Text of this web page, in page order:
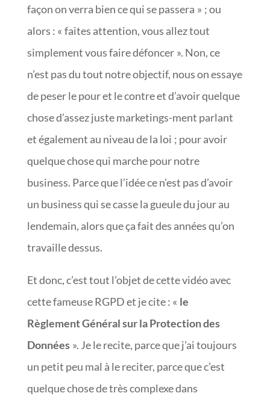
façon on verra bien ce qui se passera » ; ou
alors : « faites attention, vous allez tout
simplement vous faire défoncer ». Non, ce
n’est pas du tout notre objectif, nous on essaye
de peser le pour et le contre et d’avoir quelque
chose d’assez juste marketings-ment parlant
et également au niveau de la loi ; pour avoir
quelque chose qui marche pour notre
business. Parce que l’idée ce n’est pas d’avoir
un business qui se casse la gueule du jour au
lendemain, alors que ça fait des années qu’on
travaille dessus.
Et donc, c’est tout l’objet de cette vidéo avec
cette fameuse RGPD et je cite : « le
Règlement Général sur la Protection des
Données». Je le recite, parce que j’ai toujours
un petit peu mal à le reciter, parce que c’est
quelque chose de très complexe dans